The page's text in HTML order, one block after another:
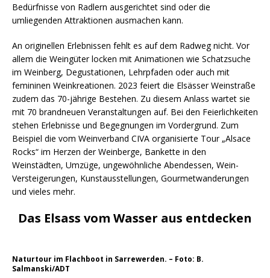
Bedürfnisse von Radlern ausgerichtet sind oder die
umliegenden Attraktionen ausmachen kann.
An originellen Erlebnissen fehlt es auf dem Radweg nicht. Vor
allem die Weingüter locken mit Animationen wie Schatzsuche
im Weinberg, Degustationen, Lehrpfaden oder auch mit
femininen Weinkreationen. 2023 feiert die Elsässer Weinstraße
zudem das 70-jährige Bestehen. Zu diesem Anlass wartet sie
mit 70 brandneuen Veranstaltungen auf. Bei den Feierlichkeiten
stehen Erlebnisse und Begegnungen im Vordergrund. Zum
Beispiel die vom Weinverband CIVA organisierte Tour „Alsace
Rocks“ im Herzen der Weinberge, Bankette in den
Weinstädten, Umzüge, ungewöhnliche Abendessen, Wein-
Versteigerungen, Kunstausstellungen, Gourmetwanderungen
und vieles mehr.
Das Elsass vom Wasser aus entdecken
Naturtour im Flachboot in Sarrewerden. – Foto: B.
Salmanski/ADT